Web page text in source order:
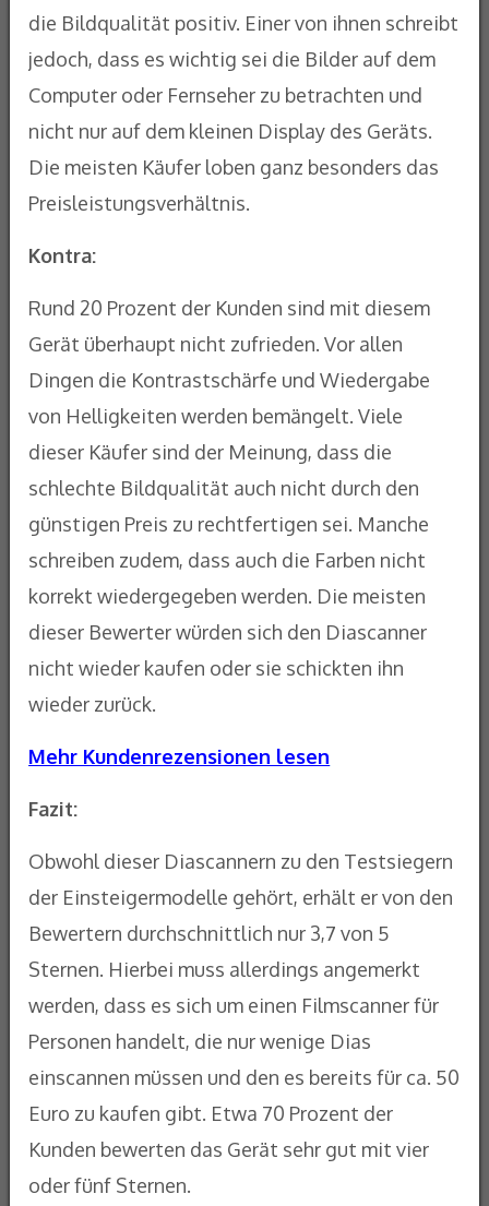
die Bildqualität positiv. Einer von ihnen schreibt
jedoch, dass es wichtig sei die Bilder auf dem
Computer oder Fernseher zu betrachten und
nicht nur auf dem kleinen Display des Geräts.
Die meisten Käufer loben ganz besonders das
Preisleistungsverhältnis.
Kontra:
Rund 20 Prozent der Kunden sind mit diesem
Gerät überhaupt nicht zufrieden. Vor allen
Dingen die Kontrastschärfe und Wiedergabe
von Helligkeiten werden bemängelt. Viele
dieser Käufer sind der Meinung, dass die
schlechte Bildqualität auch nicht durch den
günstigen Preis zu rechtfertigen sei. Manche
schreiben zudem, dass auch die Farben nicht
korrekt wiedergegeben werden. Die meisten
dieser Bewerter würden sich den Diascanner
nicht wieder kaufen oder sie schickten ihn
wieder zurück.
Mehr Kundenrezensionen lesen
Fazit:
Obwohl dieser Diascannern zu den Testsiegern
der Einsteigermodelle gehört, erhält er von den
Bewertern durchschnittlich nur 3,7 von 5
Sternen. Hierbei muss allerdings angemerkt
werden, dass es sich um einen Filmscanner für
Personen handelt, die nur wenige Dias
einscannen müssen und den es bereits für ca. 50
Euro zu kaufen gibt. Etwa 70 Prozent der
Kunden bewerten das Gerät sehr gut mit vier
oder fünf Sternen.